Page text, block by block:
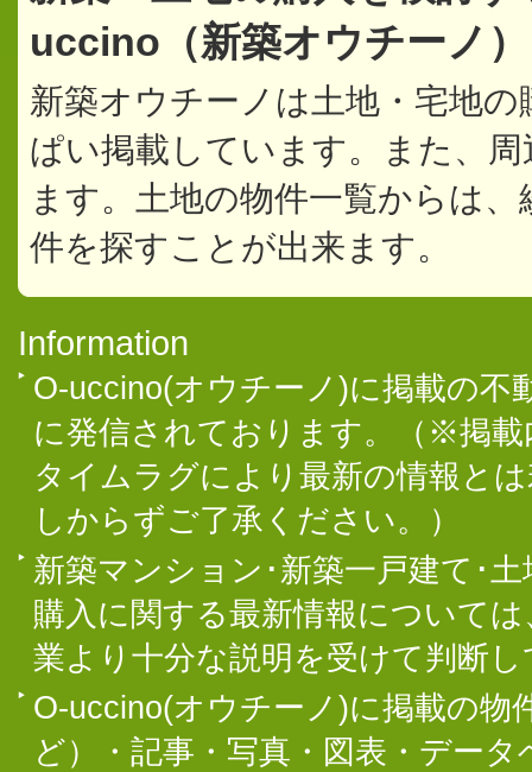
uccino（新築オウチーノ
新築オウチーノは土地・宅地
ぱい掲載しています。また、
ます。土地の物件一覧からは
件を探すことが出来ます。
Information
O-uccino(オウチーノ)に掲載の不
に発信されております。（※掲
タイムラグにより最新の情報と
しからずご了承ください。）
新築マンション･新築一戸建て･
購入に関する最新情報について
業より十分な説明を受けて判断
O-uccino(オウチーノ)に掲載の物
ど）・記事・写真・図表・デー